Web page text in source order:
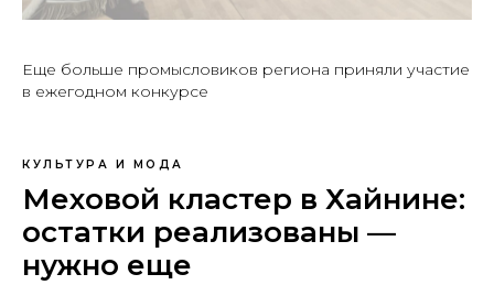
Еще больше промысловиков региона приняли участие
в ежегодном конкурсе
КУЛЬТУРА И МОДА
Меховой кластер в Хайнине:
остатки реализованы —
нужно еще